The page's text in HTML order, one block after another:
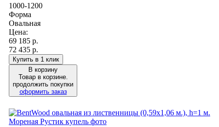
1000-1200
Форма
Овальная
Цена:
69 185 р.
72 435 р.
Купить в 1 клик
В корзину
Товар в корзине.
продолжить покупки
оформить заказ